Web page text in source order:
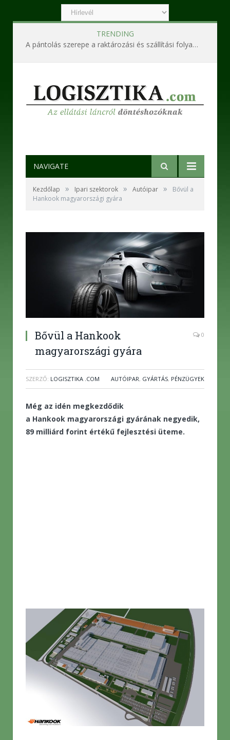
TRENDING
A pántolás szerepe a raktározási és szállítási folyamatokban
NAVIGATE
Kezdőlap » Ipari szektorok » Autóipar »
Bővül a
Hankook magyarországi gyára
Bővül a Hankook
magyarországi gyára
0
SZERZŐ: LOGISZTIKA .COM AUTÓIPAR, GYÁRTÁS, PÉNZÜGYEK
Még az idén megkezdődik
a Hankook magyarországi gyárának negyedik,
89 milliárd forint értékű fejlesztési üteme.